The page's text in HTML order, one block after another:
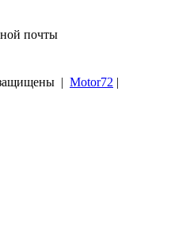
почты
| Motor72 |